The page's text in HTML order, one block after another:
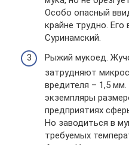
Особо опасный
крайне трудно.
Суринамский.
Рыжий мукоед.
затрудняют
вредителя – 1,5
экземпляры
предприятиях
Но заводиться в
требуемых